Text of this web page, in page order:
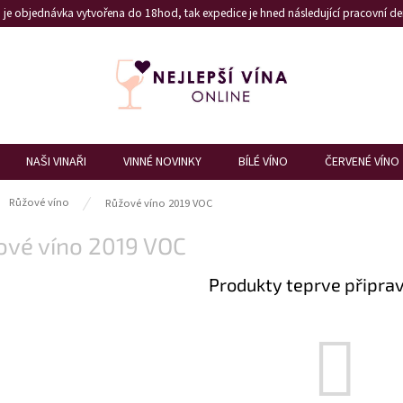
objednávka vytvořena do 18hod, tak expedice je hned následující pracovní
NAŠI VINAŘI VINNÉ NOVINKY BÍLÉ VÍNO ČERVENÉ VÍNO
Růžové víno Růžové víno 2019 VOC
víno 2019 VOC
Produkty teprve